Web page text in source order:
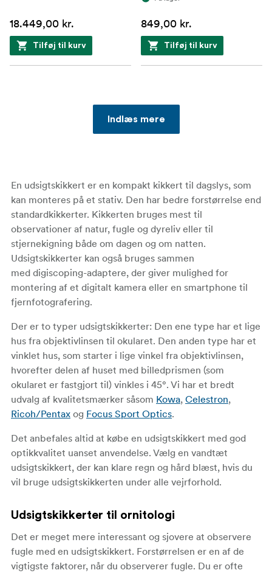
18.449,00 kr.
Tilføj til kurv
849,00 kr.
Tilføj til kurv
Indlæs mere
En udsigtskikkert er en kompakt kikkert til dagslys, som
kan monteres på et stativ. Den har bedre forstørrelse end
standardkikkerter. Kikkerten bruges mest til
observationer af natur, fugle og dyreliv eller til
stjernekigning både om dagen og om natten.
Udsigtskikkerter kan også bruges sammen
med digiscoping-adaptere, der giver mulighed for
montering af et digitalt kamera eller en smartphone til
fjernfotografering.
Der er to typer udsigtskikkerter: Den ene type har et lige
hus fra objektivlinsen til okularet. Den anden type har et
vinklet hus, som starter i lige vinkel fra objektivlinsen,
hvorefter delen af huset med billedprismen (som
okularet er fastgjort til) vinkles i 45°. Vi har et bredt
udvalg af kvalitetsmærker såsom Kowa, Celestron,
Ricoh/Pentax og Focus Sport Optics.
Det anbefales altid at købe en udsigtskikkert med god
optikkvalitet uanset anvendelse. Vælg en vandtæt
udsigtskikkert, der kan klare regn og hård blæst, hvis du
vil bruge udsigtskikkerten under alle vejrforhold.
Udsigtskikkerter til ornitologi
Det er meget mere interessant og sjovere at observere
fugle med en udsigtskikkert. Forstørrelsen er en af de
vigtigste faktorer, når du observerer fugle. Du er ofte